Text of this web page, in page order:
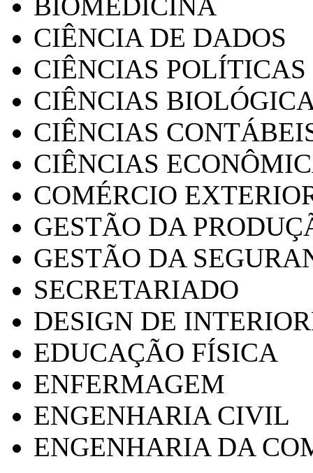
CIÊNCIA DE DADOS
CIÊNCIAS POLÍTICAS
CIÊNCIAS
CIÊNCIAS
CIÊNCIAS
COMÉRCIO
GESTÃO DA
GESTÃO DA
SECRETARIADO
DESIGN DE
EDUCAÇÃO FÍSICA
ENFERMAGEM
ENGENHARIA CIVIL
ENGENHARIA DA